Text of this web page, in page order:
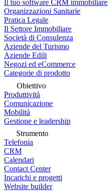
Il tuo software CRM immobiliare
Organizzazioni Sanitarie
Pratica Legale
Il Settore Immobiliare
Società di Consulenza
Aziende del Turismo
Aziende Edili
Negozi ed eCommerce
Categorie di prodotto
Obiettivo
Produttività
Comunicazione
Mobilità
Gestione e leadership
Strumento
Telefonia
CRM
Calendari
Contact Center
Incarichi e progetti
Website builder